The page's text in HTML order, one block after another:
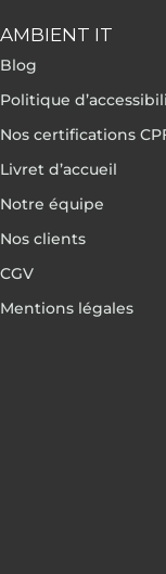
AMBIENT IT
Blog
Politique
Nos certifications
Livret d’accueil
Notre équipe
Nos clients
CGV
Mentions légales